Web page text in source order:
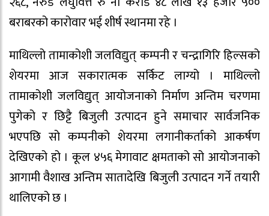
बराबरको कारोवार भई शीर्ष स्थानमा रहे ।
माथिल्लो तामाकोशी जलविद्युत् कम्पनी र चन्द्रागिरि हिल्सको
शेयरमा आज सकारात्मक सर्किट लाग्यो । माथिल्लो
तामाकोशी जलविद्युत् आयोजनाको निर्माण अन्तिम चरणमा
पुगेको र छिट्टै बिजुली उत्पादन हुने समाचार सार्वजनिक
भएपछि सो कम्पनीको शेयरमा लगानीकर्ताको आकर्षण
देखिएको हो । कूल ४५६ मेगावाट क्षमताको सो आयोजनाको
आगामी वैशाख अन्तिम सातादेखि बिजुली उत्पादन गर्ने तयारी
थालिएको छ ।